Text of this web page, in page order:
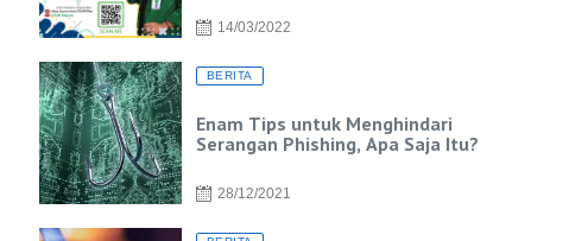
14/03/2022
BERITA
Enam Tips untuk Menghindari
Serangan Phishing, Apa Saja Itu?
28/12/2021